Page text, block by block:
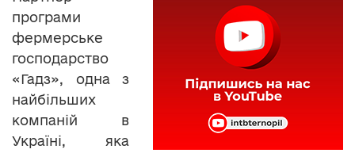
програми
фермерське
господарство
«Гадз», одна з
найбільших
компаній в
Україні, яка